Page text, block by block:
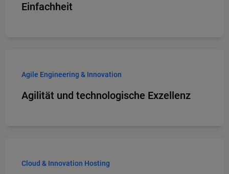
Einfachheit
Agile Engineering & Innovation
Agilität und technologische Exzellenz
Cloud & Innovation Hosting